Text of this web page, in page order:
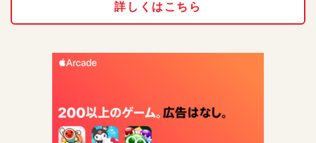
詳しくはこちら